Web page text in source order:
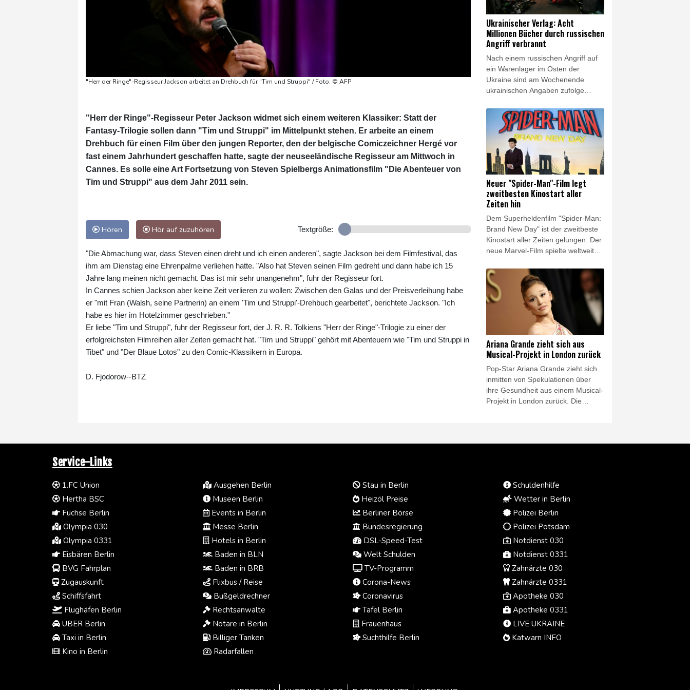
"Herr der Ringe"-Regisseur Jackson arbeitet an Drehbuch für "Tim und Struppi" / Foto: © AFP
"Herr der Ringe"-Regisseur Peter Jackson widmet sich einem weiteren Klassiker: Statt der
Fantasy-Trilogie sollen dann "Tim und Struppi" im Mittelpunkt stehen. Er arbeite an einem
Drehbuch für einen Film über den jungen Reporter, den der belgische Comiczeichner Hergé vor
fast einem Jahrhundert geschaffen hatte, sagte der neuseeländische Regisseur am Mittwoch in
Cannes. Es solle eine Art Fortsetzung von Steven Spielbergs Animationsfilm "Die Abenteuer von
Tim und Struppi" aus dem Jahr 2011 sein.
Hören Hör auf zuzuhören Textgröße:
"Die Abmachung war, dass Steven einen dreht und ich einen anderen", sagte Jackson bei dem Filmfestival, das
ihm am Dienstag eine Ehrenpalme verliehen hatte. "Also hat Steven seinen Film gedreht und dann habe ich 15
Jahre lang meinen nicht gemacht. Das ist mir sehr unangenehm", fuhr der Regisseur fort.
In Cannes schien Jackson aber keine Zeit verlieren zu wollen: Zwischen den Galas und der Preisverleihung habe
er "mit Fran (Walsh, seine Partnerin) an einem 'Tim und Struppi'-Drehbuch gearbeitet", berichtete Jackson. "Ich
habe es hier im Hotelzimmer geschrieben."
Er liebe "Tim und Struppi", fuhr der Regisseur fort, der J. R. R. Tolkiens "Herr der Ringe"-Trilogie zu einer der
erfolgreichsten Filmreihen aller Zeiten gemacht hat. "Tim und Struppi" gehört mit Abenteuern wie "Tim und Struppi in
Tibet" und "Der Blaue Lotos" zu den Comic-Klassikern in Europa.
D. Fjodorow--BTZ
bestimmter Rechtschreibfehler
unterlaufen. "Der ist sogar auch
schon gedruckt worden:
'Schweinwerfer'."
Ukrainischer Verlag: Acht
Millionen Bücher durch russischen
Angriff verbrannt
Nach einem russischen Angriff auf
ein Warenlager im Osten der
Ukraine sind am Wochenende
ukrainischen Angaben zufolge
als acht Millionen Bücher wurden in
dem Feuer zerstört, darunter
Lehrbücher für Kinder", teilte der
Verlag Ranok am Montag in
Onlinenetzwerken mit. Es handele
sich um "den größten Verlust in der
ukrainischen Buchinfrastruktur" seit
Beginn des russischen
Angriffskriegs im Februar 2022.
Neuer "Spider-Man"-Film legt
zweitbesten Kinostart aller
Zeiten hin
Dem Superheldenfilm "Spider-Man:
Brand New Day" ist der zweitbeste
Kinostart aller Zeiten gelungen: Der
neue Marvel-Film spielte weltweit
Millionen Euro) ein, darunter 355
Millionen Dollar allein in
Nordamerika, wie am Sonntag
(Ortszeit) veröffentlichte
Schätzungen zeigten. Nur ein
weiterer Film hatte laut der Online-
Datenbank Box Office Mojo ein
noch besseres Kinodebüt: Der
Marvel-Streifen "Avengers:
Endgame" spielte 2019 am
Wochenende seines weltweiten
Kinostarts 1,2 Milliarden Dollar ein.
Ariana Grande zieht sich aus
Musical-Projekt in London zurück
Pop-Star Ariana Grande zieht sich
inmitten von Spekulationen über
ihre Gesundheit aus einem Musical-
Projekt in London zurück. Die
Kurzbotschaftendienst X, dass die
Barbican-Theater im Londoner
West End teilnehmen wird.
Service-Links
1.FC Union
Hertha BSC
Füchse Berlin
Olympia 030
Olympia 0331
Eisbären Berlin
BVG Fahrplan
Zugauskunft
Schiffsfahrt
Flughäfen Berlin
UBER Berlin
Taxi in Berlin
Kino in Berlin
Ausgehen Berlin
Museen Berlin
Events in Berlin
Messe Berlin
Hotels in Berlin
Baden in BLN
Baden in BRB
Flixbus / Reise
Bußgeldrechner
Rechtsanwälte
Notare in Berlin
Billiger Tanken
Radarfallen
Stau in Berlin
Heizöl Preise
Berliner Börse
Bundesregierung
DSL-Speed-Test
Welt Schulden
TV-Programm
Corona-News
Coronavirus
Tafel Berlin
Frauenhaus
Suchthilfe Berlin
Schuldenhilfe
Wetter in Berlin
Polizei Berlin
Polizei Potsdam
Notdienst 030
Notdienst 0331
Zahnärzte 030
Zahnärzte 0331
Apotheke 030
Apotheke 0331
LIVE UKRAINE
Katwarn INFO